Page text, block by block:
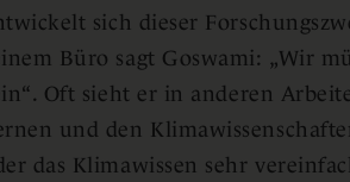
sich dieser
Büro sagt Goswami: „Wir
Oft sieht er in anderen
und den
das Klimawissen sehr